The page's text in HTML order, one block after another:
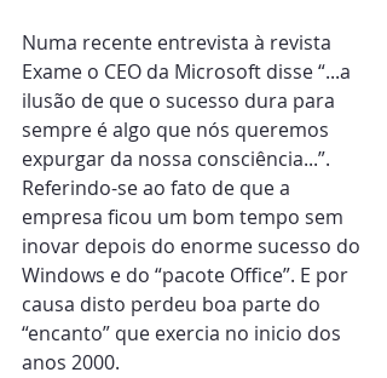
Numa recente entrevista à revista
Exame o CEO da Microsoft disse “...a
ilusão de que o sucesso dura para
sempre é algo que nós queremos
expurgar da nossa consciência...”.
Referindo-se ao fato de que a
empresa ficou um bom tempo sem
inovar depois do enorme sucesso do
Windows e do “pacote Office”. E por
causa disto perdeu boa parte do
“encanto” que exercia no inicio dos
anos 2000.